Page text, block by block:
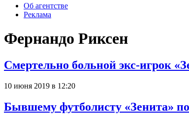
Об агентстве
Реклама
Фернандо Риксен
Смертельно больной экс-игрок
10 июня 2019 в 12:20
Бывшему футболисту «Зенита»